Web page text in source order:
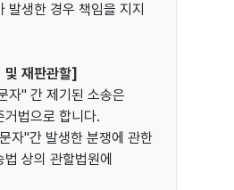
발생한 경우 책임을 지지
및 재판관할]
자" 간 제기된 소송은
거법으로 합니다.
자"간 발생한 분쟁에 관한
상의 관할법원에